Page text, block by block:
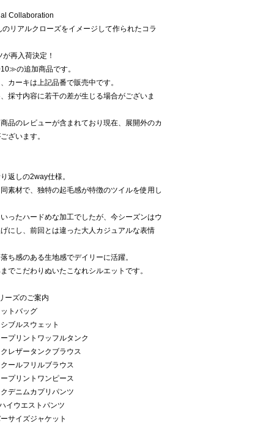
Collaboration
リアルクローズをイメージして作られたコラ
再入荷決定！
の追加商品です。
カーキは上記品番で販売中です。
採寸内容に若干の差が生じる場合がございま
品のレビューが含まれており現在、展開外のカ
ざいます。
返しの2way仕様。
素材で、独特の起毛感が特徴のツイルを使用し
ったハードめな加工でしたが、今シーズンはウ
にし、前回とは違った大人カジュアルな表情
ち感のある生地感でデイリーに活躍。
でこだわりぬいたこなれシルエットです。
ーズのご案内
トバッグ
ブルスウェット
プリントワッフルタンク
レザータンクブラウス
ールフリルブラウス
プリントワンピース
デニムカプリパンツ
イウエストパンツ
サイズジャケット